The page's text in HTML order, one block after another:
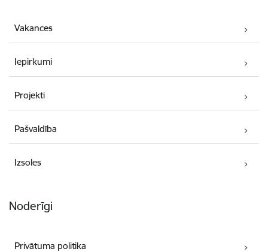
Vakances
Iepirkumi
Projekti
Pašvaldība
Izsoles
Noderīgi
Privātuma politika